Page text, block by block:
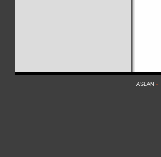
ASLAN -